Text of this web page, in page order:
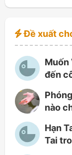
Đề xuất
Muốn
đến
nào
Hạn
Tai